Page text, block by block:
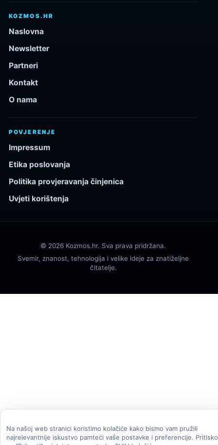
KOZMOS.HR
Naslovna
Newsletter
Partneri
Kontakt
O nama
POVJERENJE
Impressum
Etika poslovanja
Politika provjeravanja činjenica
Uvjeti korištenja
© 2026 Kozmos.hr. Sva prava pridržana.
Svemir, znanost, tehnologija i velike ideje za znatiželjne
čitatelje.
Na našoj web stranici koristimo kolačiće kako bismo vam pružili
najrelevantnije iskustvo pamteći vaše postavke i preferencije.